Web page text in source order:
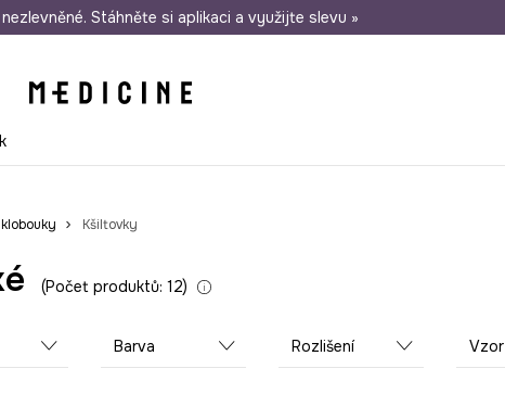
Kč Odeslání i do 24 hodin 30 dní na vrácení zboží
Stáhněte si aplikaci a využijte slevu »
Kšiltovky
Počet produktů: 12
Barva Rozlišení Vzor